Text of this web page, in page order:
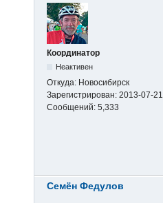
Координатор
Неактивен
Откуда: Новосибирск
Зарегистрирован: 2013-07-21
Сообщений: 5,333
Семён Федулов